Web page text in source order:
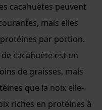
cacahuètes peuvent
mais elles
par portion.
cacahuète est un
de graisses, mais
que la noix elle-
riches en protéines à